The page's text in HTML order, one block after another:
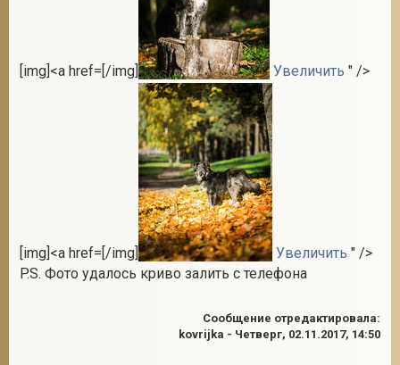
[img]<a href=[/img] Увеличить " />
[img]<a href=[/img] Увеличить " />
P.S. Фото удалось криво залить с телефона
Сообщение отредактировала:
kovrijka - Четверг, 02.11.2017, 14:50